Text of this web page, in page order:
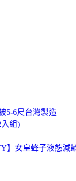
5-6尺台灣製造
組)
】女皇蜂子液態減